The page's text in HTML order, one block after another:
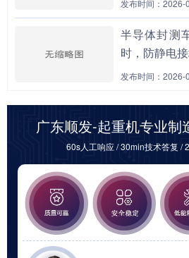
发布时间：2026-
半导体封测
时，防静电
保隔离窗口
发布时间：2026-
广东顺发-起重机专业制
60s人工响应 / 30min技术答复 /